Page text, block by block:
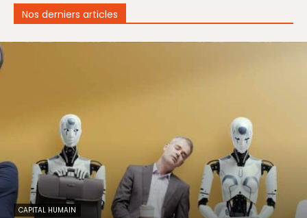
Nos derniers articles
CAPITAL HUMAIN